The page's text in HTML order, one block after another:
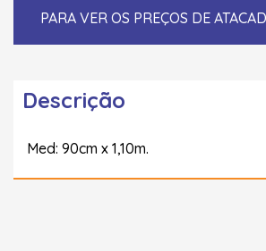
PARA VER OS PREÇOS DE
Descrição
Med: 90cm x 1,10m.